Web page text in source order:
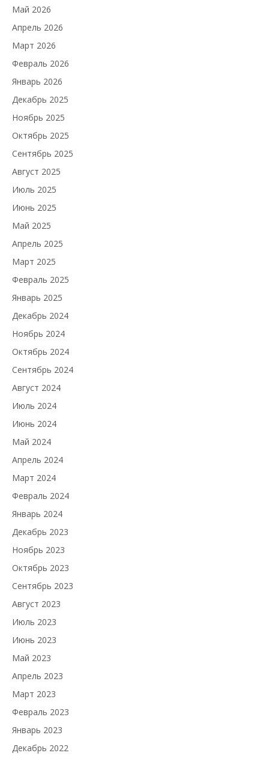
Май 2026
Апрель 2026
Март 2026
Февраль 2026
Январь 2026
Декабрь 2025
Ноябрь 2025
Октябрь 2025
Сентябрь 2025
Август 2025
Июль 2025
Июнь 2025
Май 2025
Апрель 2025
Март 2025
Февраль 2025
Январь 2025
Декабрь 2024
Ноябрь 2024
Октябрь 2024
Сентябрь 2024
Август 2024
Июль 2024
Июнь 2024
Май 2024
Апрель 2024
Март 2024
Февраль 2024
Январь 2024
Декабрь 2023
Ноябрь 2023
Октябрь 2023
Сентябрь 2023
Август 2023
Июль 2023
Июнь 2023
Май 2023
Апрель 2023
Март 2023
Февраль 2023
Январь 2023
Декабрь 2022